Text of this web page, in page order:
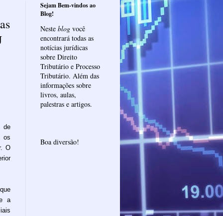
de
os
O
a
Sejam Bem-vindos ao
Blog!
Neste blog você
encontrará todas as
notícias jurídicas
sobre Direito
Tributário e Processo
Tributário. Além das
informações sobre
livros, aulas,
palestras e artigos.
Boa diversão!